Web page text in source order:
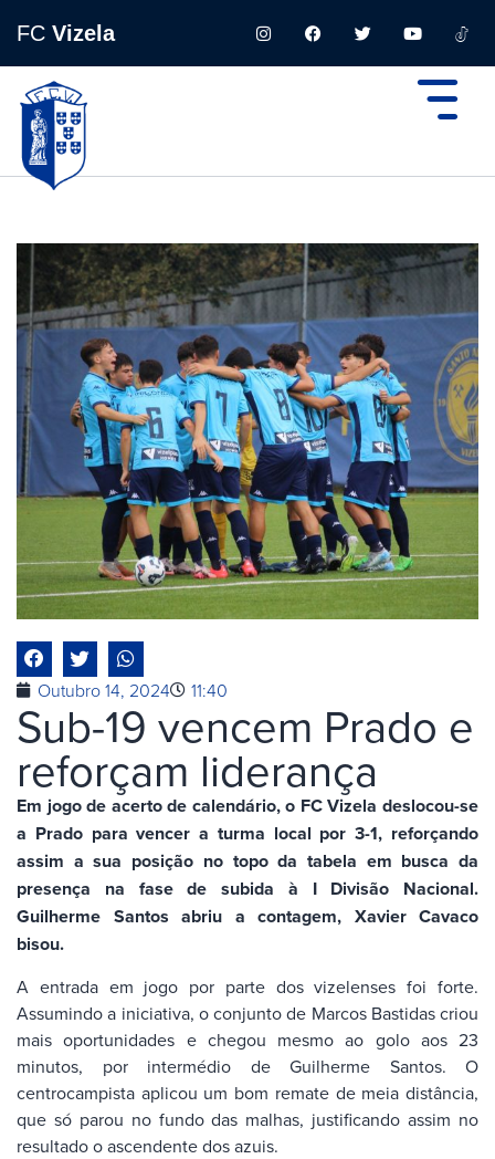
FC Vizela
Outubro 14, 2024 11:40
Sub-19 vencem Prado e
reforçam liderança
Em jogo de acerto de calendário, o FC Vizela deslocou-se
a Prado para vencer a turma local por 3-1, reforçando
assim a sua posição no topo da tabela em busca da
presença na fase de subida à I Divisão Nacional.
Guilherme Santos abriu a contagem, Xavier Cavaco
bisou.
A entrada em jogo por parte dos vizelenses foi forte.
Assumindo a iniciativa, o conjunto de Marcos Bastidas criou
mais oportunidades e chegou mesmo ao golo aos 23
minutos, por intermédio de Guilherme Santos. O
centrocampista aplicou um bom remate de meia distância,
que só parou no fundo das malhas, justificando assim no
resultado o ascendente dos azuis.